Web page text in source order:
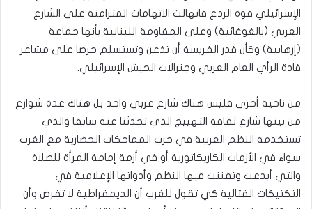
الإسرائيلي قوة الردع فانهالت الاتهامات المتزامنة على الشارع
العربي (بالغوغائية) وعلى المقاومة اللبنانية بأنها جماعة
(إرهابية) وكأن قدر الفريسة أن تذعن وتستسلم حرصا على مشاعر
قادة الرأي العام العربي وجنرالات الجيش الإسرائيلي.
من ناحية أخرى فليس هناك شارع عربي واحد بل هناك عدة شوارع
من بينها شارع ثقافة التهييج الذي تحدثنا عنه سابقا والذي
تستخدمه النظم العربية في حرب المماحكات الحضارية مع الغرب
سواء في الأزمات الكاريكاتورية أو في أزمة إمامة المرأة للصلاة
والتي أبدعت وتفننت فيها النظم وأدواتها الإعلامية في
التكتيكات القتالية كي تقول للغرب أن الديمقراطية لا تفرض وأن